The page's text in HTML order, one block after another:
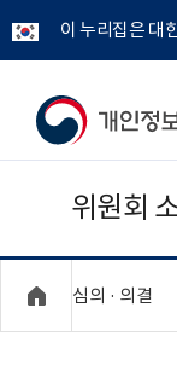
이 누리집은 대
개
보
보
위원회
심의 · 의결